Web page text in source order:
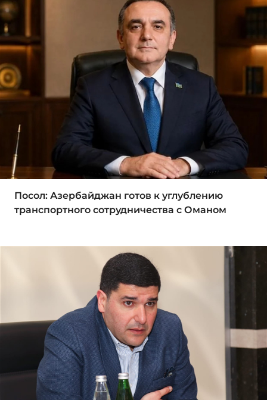
Посол: Азербайджан готов к углублению
транспортного сотрудничества с Оманом